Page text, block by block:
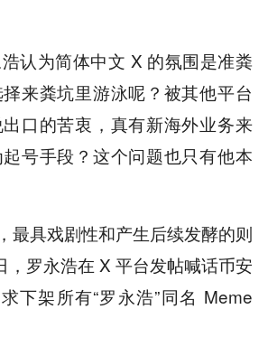
认为简体中文 X 的氛围是准粪
来粪坑里游泳呢？被其他平台
口的苦衷，真有新海外业务来
号手段？这个问题也只有他本
最具戏剧性和产生后续发酵的则
罗永浩在 X 平台发帖喊话币安
下架所有“罗永浩”同名 Meme